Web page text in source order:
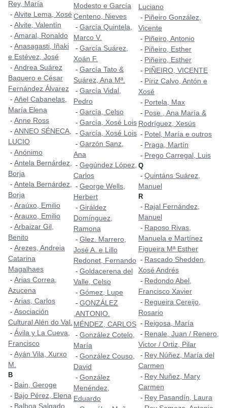
Rey, María
- Alvite Lema, Xosé
- Alvite, Valentín
- Amaral, Ronaldo
- Anasagasti, Iñaki
e Estévez, José
- Andrea Suárez
Baquero e César
Fernández Álvarez
- Añel Cabanelas,
María Elena
- Anne Ross
- ANNEO SÉNECA,
LUCIO
- Anónimo
- Antela Bernárdez,
Borja
- Antela Bernárdez,
Borja
- Araúxo, Emilio
- Arauxo, Emilio
- Arbaizar Gil,
Benito
- Arezes, Andreia
Catarina
Magalhaes
- Arias Correa,
Azucena
- Arias, Carlos
- Asociación
Cultural Alén do Val.
- Ávila y La Cueva,
Francisco
- Ayán Vila, Xurxo
M.
B
- Bain, Geroge
- Bajo Pérez, Elena
- Balboa Salgado,
Modesto e García
Centeno, Nieves
- García Quintela,
Marco V.
- García Suárez,
Xoán F.
- García Tato &
Suárez, Ana Mª.
- García Vidal,
Pedro
- García, Celso
- García, Xosé Lois
- García, Xosé Lois
- Garzón Sanz,
Ana
- Gegúndez López,
Carlos
- George Wells,
Herbert
- Giráldez
Domínguez,
Ramona
- Glez. Marrero,
José A. e Lillo
Redonet, Fernando
- Goldacerena del
Valle, Celso
- Gómez, Lupe
- GONZÁLEZ
,ANTONIO.
MÉNDEZ, CARLOS
- González Cotelo,
María
- González Couso,
David
- González
Menéndez,
Eduardo
Luciano
- Piñeiro González,
Vicente
- Piñeiro, Antonio
- Piñeiro, Esther
- Piñeiro, Esther
- PIÑEIRO, VICENTE
- Píriz Calvo, Antón e
Xosé
- Portela, Max
- Pose , Ana María &
Rodríguez, Xesús
- Potel, María e outros
- Praga, Martín
- Prego Carregal, Luis
Q
- Quintáns Suárez,
Manuel
R
- Rajal Fernández,
Manuel
- Raposo Rivas,
Manuela e Martínez
Figueira Mª Esther
- Rascado Shedden,
Xosé Andrés
- Redondo Abel,
Francisco Xavier
- Regueira Cereijo,
Rosario
- Reigosa, María
- Renale, Juan / Renero,
Victor / Ortiz, Pilar
- Rey Núñez, María del
Carmen
- Rey Nuñez, Mary
Carmen
- Rey Pasandín, Laura